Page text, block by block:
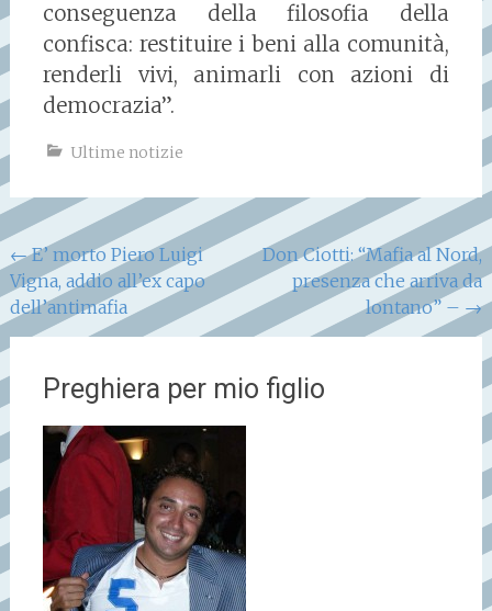
conseguenza della filosofia della
confisca: restituire i beni alla comunità,
renderli vivi, animarli con azioni di
democrazia”.
Ultime notizie
Navigazione
articoli
←E’ morto Piero Luigi
Vigna, addio all’ex capo
dell’antimafia
Don Ciotti: “Mafia al Nord,
presenza che arriva da
lontano” – →
Preghiera per mio figlio